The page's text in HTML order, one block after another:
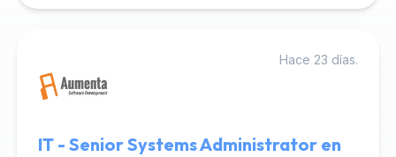
Hace 23 días.
IT - Senior Systems Administrator en